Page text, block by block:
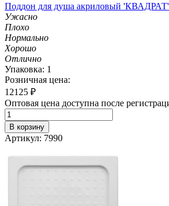
Поддон для душа акриловый 'КВАДРАТ'
Ужасно
Плохо
Нормально
Хорошо
Отлично
Упаковка: 1
Розничная цена:
12125 ₽
Оптовая цена доступна после
В корзину
Артикул: 7990